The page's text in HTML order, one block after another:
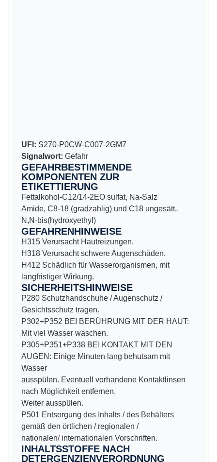
UFI: S270-P0CW-C007-2GM7
Signalwort: Gefahr
GEFAHRBESTIMMENDE
KOMPONENTEN ZUR
ETIKETTIERUNG
Fettalkohol-C12/14-2EO sulfat, Na-Salz
Amide, C8-18 (gradzahlig) und C18 ungesätt.,
N,N-bis(hydroxyethyl)
GEFAHRENHINWEISE
H315 Verursacht Hautreizungen.
H318 Verursacht schwere Augenschäden.
H412 Schädlich für Wasserorganismen, mit
langfristiger Wirkung.
SICHERHEITSHINWEISE
P280 Schutzhandschuhe / Augenschutz /
Gesichtsschutz tragen.
P302+P352 BEI BERÜHRUNG MIT DER HAUT:
Mit viel Wasser waschen.
P305+P351+P338 BEI KONTAKT MIT DEN
AUGEN: Einige Minuten lang behutsam mit
Wasser
ausspülen. Eventuell vorhandene Kontaktlinsen
nach Möglichkeit entfernen.
Weiter ausspülen.
P501 Entsorgung des Inhalts / des Behälters
gemäß den örtlichen / regionalen /
nationalen/ internationalen Vorschriften.
INHALTSSTOFFE NACH
DETERGENZIENVERORDNUNG